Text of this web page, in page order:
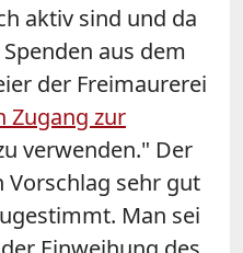
aktiv sind und da
aus dem
der Freimaurerei
Zugang zur
verwenden." Der
Vorschlag sehr gut
Man sei